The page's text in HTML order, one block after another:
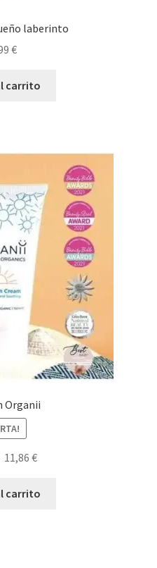
laberinto
€
carrito
Organii
El11,86€El
actual
carrito